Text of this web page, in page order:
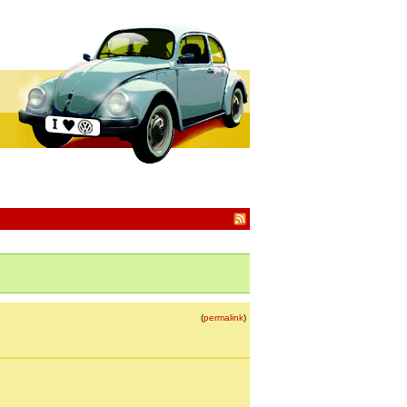
(permalink)